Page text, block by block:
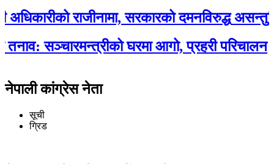
राजीनामा, सरकारको दमनविरुद्ध असन्तुष्टि
सञ्चारमन्त्रीको घरमा आगो, प्रहरी परिचालन
नेपाली कांग्रेस नेता
सूची
ग्रिड